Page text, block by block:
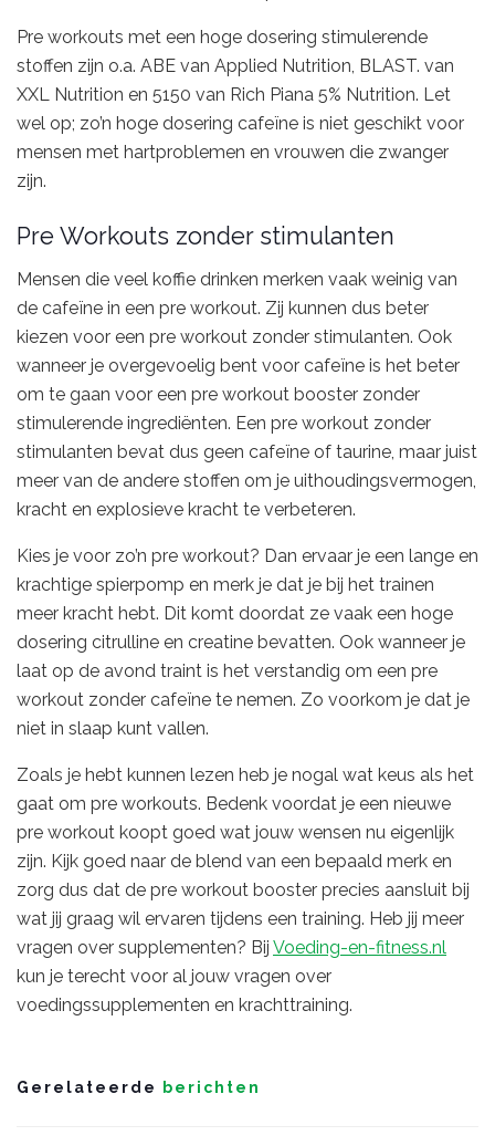
Pre workouts met een hoge dosering stimulerende
stoffen zijn o.a. ABE van Applied Nutrition, BLAST. van
XXL Nutrition en 5150 van Rich Piana 5% Nutrition. Let
wel op; zo’n hoge dosering cafeïne is niet geschikt voor
mensen met hartproblemen en vrouwen die zwanger
zijn.
Pre Workouts zonder stimulanten
Mensen die veel koffie drinken merken vaak weinig van
de cafeïne in een pre workout. Zij kunnen dus beter
kiezen voor een pre workout zonder stimulanten. Ook
wanneer je overgevoelig bent voor cafeïne is het beter
om te gaan voor een pre workout booster zonder
stimulerende ingrediënten. Een pre workout zonder
stimulanten bevat dus geen cafeïne of taurine, maar juist
meer van de andere stoffen om je uithoudingsvermogen,
kracht en explosieve kracht te verbeteren.
Kies je voor zo’n pre workout? Dan ervaar je een lange en
krachtige spierpomp en merk je dat je bij het trainen
meer kracht hebt. Dit komt doordat ze vaak een hoge
dosering citrulline en creatine bevatten. Ook wanneer je
laat op de avond traint is het verstandig om een pre
workout zonder cafeïne te nemen. Zo voorkom je dat je
niet in slaap kunt vallen.
Zoals je hebt kunnen lezen heb je nogal wat keus als het
gaat om pre workouts. Bedenk voordat je een nieuwe
pre workout koopt goed wat jouw wensen nu eigenlijk
zijn. Kijk goed naar de blend van een bepaald merk en
zorg dus dat de pre workout booster precies aansluit bij
wat jij graag wil ervaren tijdens een training. Heb jij meer
vragen over supplementen? Bij Voeding-en-fitness.nl
kun je terecht voor al jouw vragen over
voedingssupplementen en krachttraining.
Gerelateerde berichten